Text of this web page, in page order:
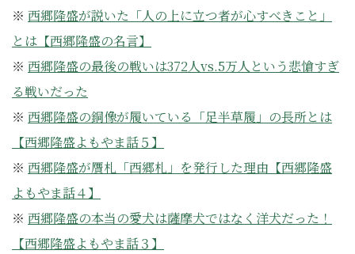
※ 西郷隆盛が説いた「人の上に立つ者が心すべきこと」
とは【西郷隆盛の名言】
※ 西郷隆盛の最後の戦いは372人vs.5万人という悲愴すぎ
る戦いだった
※ 西郷隆盛の銅像が履いている「足半草履」の長所とは
【西郷隆盛よもやま話５】
※ 西郷隆盛が贋札「西郷札」を発行した理由【西郷隆盛
よもやま話４】
※ 西郷隆盛の本当の愛犬は薩摩犬ではなく洋犬だった！
【西郷隆盛よもやま話３】